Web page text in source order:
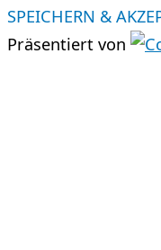
SPEICHERN &
Präsentiert von